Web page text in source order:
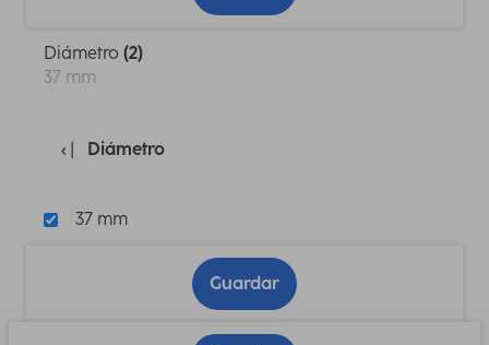
Diámetro (2)
37 mm
Diámetro
37 mm
Guardar